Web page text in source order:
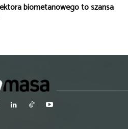
biometanowego to szansa